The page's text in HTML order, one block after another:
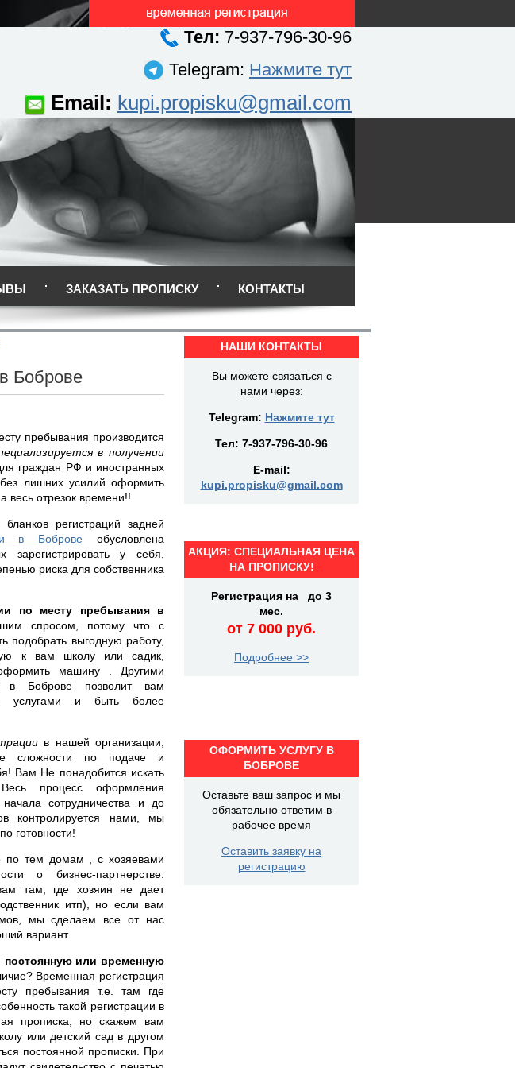
Тел: 7-937-796-30-96
Telegram: Нажмите тут
Email: kupi.propisku@gmail.com
ЗАКАЗАТЬ ПРОПИСКУ КОНТАКТЫ
Боброве
пребывания производится
в получении
граждан РФ и иностранных
лишних усилий оформить
весь отрезок времени!!
регистраций задней
в Боброве обусловлена
зарегистрировать у себя,
риска для собственника
по месту пребывания в
спросом, потому что с
выгодную работу,
к вам школу или садик,
машину . Другими
Боброве позволит вам
услугами и быть более
в нашей организации,
сложности по подаче и
Вам Не понадобится искать
процесс оформления
сотрудничества и до
контролируется нами, мы
готовности!
по тем домам , с хозяевами
о бизнес-партнерстве.
там, где хозяин не дает
итп), но если вам
мы сделаем все от нас
вариант.
постоянную или временную
Временная регистрация
пребывания т.е. там где
такой регистрации в
прописка, но скажем вам
или детский сад в другом
постоянной прописки. При
НАШИ КОНТАКТЫ
Вы можете связаться с
нами через:
Telegram: Нажмите тут
Тел: 7-937-796-30-96
E-mail:
kupi.propisku@gmail.com
АКЦИЯ: СПЕЦИАЛЬНАЯ ЦЕНА
НА ПРОПИСКУ!
Регистрация на до 3
мес.
от 7 000 руб.
Подробнее >>
ОФОРМИТЬ УСЛУГУ В
БОБРОВЕ
Оставьте ваш запрос и мы
обязательно ответим в
рабочее время
Оставить заявку на
регистрацию